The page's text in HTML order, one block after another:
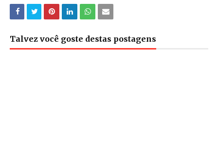
Talvez você goste destas postagens